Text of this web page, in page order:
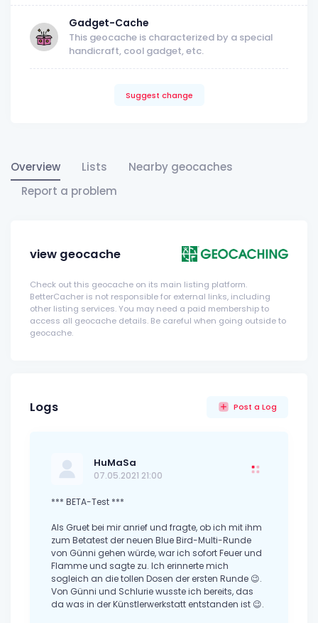
Gadget-Cache
This geocache is characterized by a special
handicraft, cool gadget, etc.
Suggest change
Overview Lists
Nearby geocaches
Report a problem
view geocache
Check out this geocache on its main listing platform.
BetterCacher is not responsible for external links, including
other listing services. You may need a paid membership to
access all geocache details. Be careful when going outside to
geocache.
Logs Post a Log
HuMaSa
07.05.2021 21:00
*** BETA-Test ***
Als Gruet bei mir anrief und fragte, ob ich mit ihm
zum Betatest der neuen Blue Bird-Multi-Runde
von Günni gehen würde, war ich sofort Feuer und
Flamme und sagte zu. Ich erinnerte mich
sogleich an die tollen Dosen der ersten Runde 😉.
Von Günni und Schlurie wusste ich bereits, das
da was in der Künstlerwerkstatt entstanden ist 😉.